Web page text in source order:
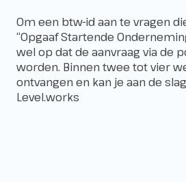
Om een btw-id aan te vragen
“Opgaaf Startende
wel op dat de aanvraag via de
worden. Binnen twee tot vier
ontvangen en kan je aan de
Level.works